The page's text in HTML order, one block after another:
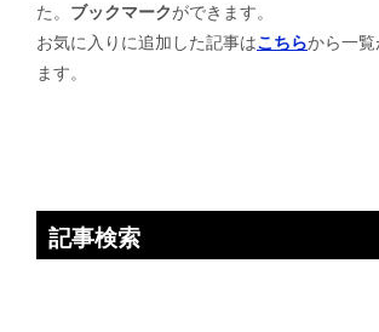
た。 ブックマークができます。
お気に入りに追加した記事はこちらから一
ます。
記事検索